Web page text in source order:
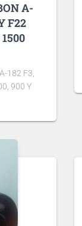
A-
F22
182 F3,
900 Y